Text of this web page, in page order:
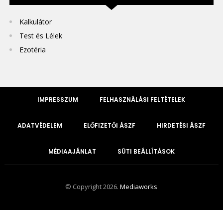
Kalkulátor
Test és Lélek
Ezotéria
IMPRESSZUM FELHASZNÁLÁSI FELTÉTELEK
ADATVÉDELEM ELŐFIZETŐI ÁSZF HIRDETÉSI ÁSZF
MÉDIAAJÁNLAT SÜTI BEÁLLÍTÁSOK
© Copyright 2026.Mediaworks